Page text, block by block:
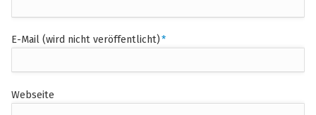
Pflichtfeld
E-Mail (wird nicht veröffentlicht)*
Webseite